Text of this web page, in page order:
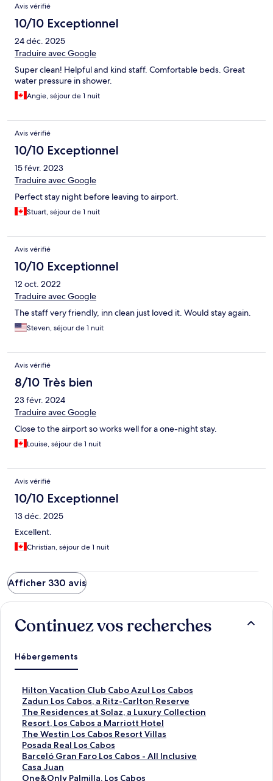
Avis vérifié
10/10 Exceptionnel
24 déc. 2025
Traduire avec Google
Super clean! Helpful and kind staff. Comfortable beds. Great
water pressure in shower.
Angie, séjour de 1 nuit
Avis vérifié
10/10 Exceptionnel
15 févr. 2023
Traduire avec Google
Perfect stay night before leaving to airport.
Stuart, séjour de 1 nuit
Avis vérifié
10/10 Exceptionnel
12 oct. 2022
Traduire avec Google
The staff very friendly, inn clean just loved it. Would stay again.
Steven, séjour de 1 nuit
Avis vérifié
8/10 Très bien
23 févr. 2024
Traduire avec Google
Close to the airport so works well for a one-night stay.
Louise, séjour de 1 nuit
Avis vérifié
10/10 Exceptionnel
13 déc. 2025
Excellent.
Christian, séjour de 1 nuit
Afficher 330 avis
Continuez vos recherches
Hébergements
Hilton Vacation Club Cabo Azul Los Cabos
L
i
e
n
o
u
v
r
a
Zadun Los Cabos, a Ritz-Carlton Reserve
L
i
e
n
o
u
v
r
The Residences at Solaz, a Luxury Collection
Resort, Los Cabos a Marriott Hotel
L
i
e
n
o
u
v
The Westin Los Cabos Resort Villas
L
i
e
n
o
Posada Real Los Cabos
L
i
e
n
Barceló Gran Faro Los Cabos - All Inclusive
L
i
e
Casa Juan
L
iOne&Only Palmilla, Los Cabos
L